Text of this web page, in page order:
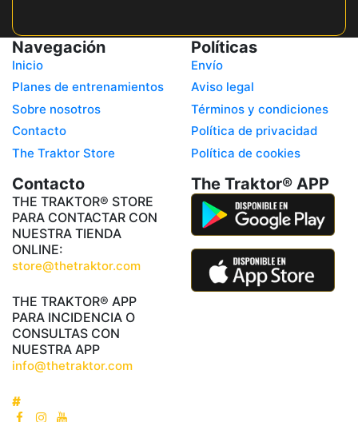
Navegación
Inicio
Planes de entrenamientos
Sobre nosotros
Contacto
The Traktor Store
Políticas
Envío
Aviso legal
Términos y condiciones
Política de privacidad
Política de cookies
Contacto
THE TRAKTOR® STORE
PARA CONTACTAR CON
NUESTRA TIENDA
ONLINE:
store@thetraktor.com
THE TRAKTOR® APP
PARA INCIDENCIA O
CONSULTAS CON
NUESTRA APP
info@thetraktor.com
#
The Traktor® APP